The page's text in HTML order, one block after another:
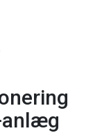
anlæg